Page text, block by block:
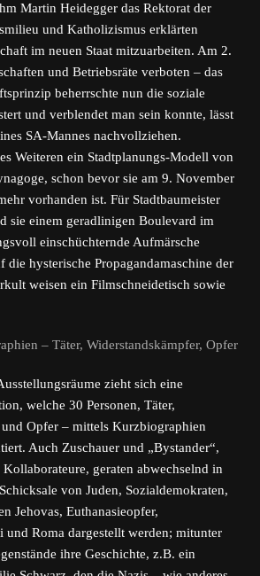
Martin Heidegger das Rektorat der
und Katholizismus erklärten
im neuen Staat mitzuarbeiten. Am 2.
und Betriebsräte verboten – das
beherrschte nun die soziale
und verblendet man sein konnte, lässt
SA-Mannes nachvollziehen.
Weiteren ein Stadtplanungs-Modell von
schon bevor sie am 9. November
vorhanden ist. Für Stadtbaumeister
sie einem geradlinigen Boulevard im
einschüchternde Aufmärsche
die hysterische Propagandamaschine der
weisen ein Filmschneidetisch sowie
– Täter, Widerstandskämpfer, Opfer
zieht sich eine
welche 30 Personen, Täter,
Opfer – mittels Kurzbiographien
Auch Zuschauer und „Bystander“,
geraten abwechselnd in
von Juden, Sozialdemokraten,
Jehovas, Euthanasieopfer,
und Roma dargestellt werden; mitunter
ihre Geschichte, z.B. ein